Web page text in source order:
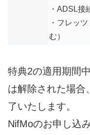
・ADSL接
・フレッ
む）
特典2の適用期間
は解除された場合
了いたします。
NifMoのお申し込